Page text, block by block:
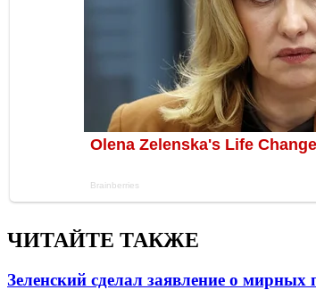
ЧИТАЙТЕ ТАКЖЕ
Зеленский сделал заявление о мирных